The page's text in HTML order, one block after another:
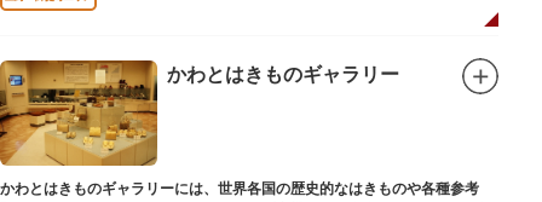
かわとはきものギャラリー
かわとはきものギャラリーには、世界各国の歴史的なはきものや各種参考